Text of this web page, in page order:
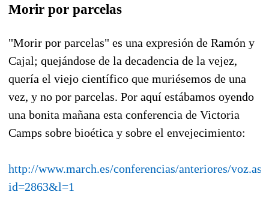
Morir por parcelas
"Morir por parcelas" es una expresión de Ramón y
Cajal; quejándose de la decadencia de la vejez,
quería el viejo científico que muriésemos de una
vez, y no por parcelas. Por aquí estábamos oyendo
una bonita mañana esta conferencia de Victoria
Camps sobre bioética y sobre el envejecimiento:
http://www.march.es/conferencias/anteriores/
id=2863&l=1